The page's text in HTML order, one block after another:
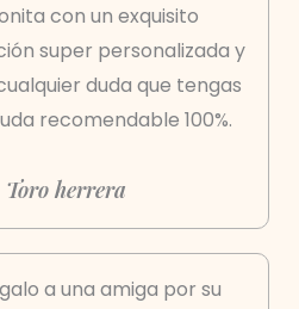
con un exquisito
super personalizada y
duda que tengas
recomendable 100%.
herrera
a una amiga por su